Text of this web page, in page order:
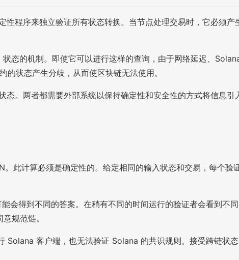
程序来独立验证所有状态转换。当节点处理交易时，它必须产
态的机制。即使它可以进行这样的查询，由于网络延迟、
状态产生分歧，从而使区块链无法使用。
。两者都需要外部系统以保持确定性和安全性的方式将信息引
此计算必须是确定性的。给定相同的输入状态和交易，每个验
能会得到不同的答案。在稍有不同的时间运行的验证者会看到不同
规范链。
Solana 客户端，也无法验证 Solana 的共识规则。接受跨链状态